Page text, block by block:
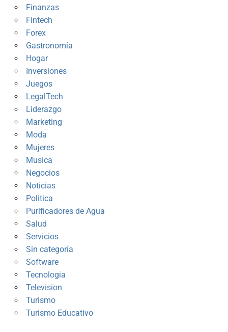
Finanzas
Fintech
Forex
Gastronomía
Hogar
Inversiones
Juegos
LegalTech
Liderazgo
Marketing
Moda
Mujeres
Musica
Negocios
Noticias
Politica
Purificadores de Agua
Salud
Servicios
Sin categoría
Software
Tecnologia
Television
Turismo
Turismo Educativo